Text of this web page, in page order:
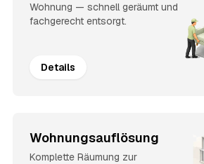
Wohnung — schnell geräumt und
fachgerecht entsorgt.
Details
Wohnungsauflösung
Komplette Räumung zur